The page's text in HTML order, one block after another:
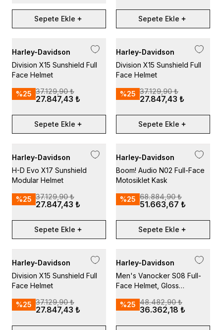
Sepete Ekle Sepete Ekle
Harley-Davidson
Division X15 Sunshield Full
Face Helmet
%25 37.129,90 ₺
27.847,43 ₺
Sepete Ekle
Harley-Davidson
Division X15 Sunshield Full
Face Helmet
%25 37.129,90 ₺
27.847,43 ₺
Sepete Ekle
Harley-Davidson
H-D Evo X17 Sunshield
Modular Helmet
%25 37.129,90 ₺
27.847,43 ₺
Sepete Ekle
Harley-Davidson
Boom! Audio N02 Full-Face
Motosiklet Kask
%25 68.884,90 ₺
51.663,67 ₺
Sepete Ekle
Harley-Davidson
Division X15 Sunshield Full
Face Helmet
%25 37.129,90 ₺
27.847,43 ₺
Harley-Davidson
Men's Vanocker S08 Full-
Face Helmet, Gloss
%25 48.482,90 ₺
36.362,18 ₺